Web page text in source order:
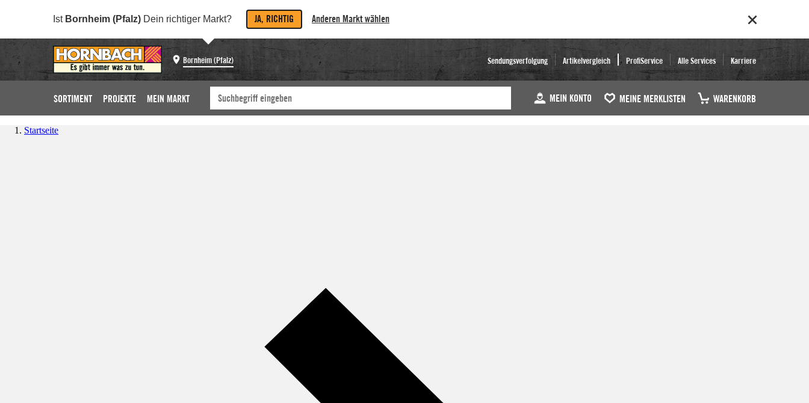
Ist Bornheim (Pfalz) Dein richtiger Markt? JA, RICHTIG Anderen Markt wählen
Bornheim (Pfalz) Sendungsverfolgung Artikelvergleich ProfiService Alle Services Karriere
SORTIMENT PROJEKTE MEIN MARKT MEIN KONTO MEINE MERKLISTEN WARENKORB
Startseite